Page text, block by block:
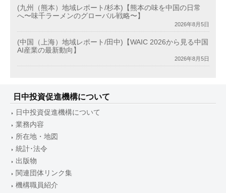
(九州（熊本）地域レポート/杉本)【熊本の味を中国の日常
へ〜味千ラーメンのグローバル戦略〜】
2026年8月5日
(中国（上海）地域レポート/田中)【WAIC 2026から見る中国
AI産業の最新動向】
2026年8月5日
日中投資促進機構について
日中投資促進機構について
業務内容
所在地・地図
統計･法令
出版物
関連団体リンク集
機構職員紹介